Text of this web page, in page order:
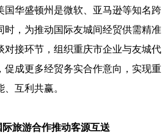
华盛顿州是微软、亚马逊等知名跨
时，为推动国际友城间经贸供需精准
对接环节，组织重庆市企业与友城代
促成更多经贸务实合作意向，实现重
互利共赢。
旅游合作推动客源互送